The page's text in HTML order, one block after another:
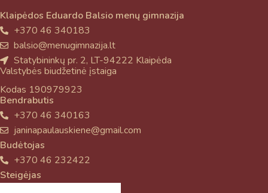
Klaipėdos Eduardo Balsio menų gimnazija
+370 46 340183
balsio@menugimnazija.lt
Statybininkų pr. 2, LT-94222 Klaipėda
Valstybės biudžetinė įstaiga
Kodas 190979923
Bendrabutis
+370 46 340163
janinapaulauskiene@gmail.com
Budėtojas
+370 46 232422
Steigėjas